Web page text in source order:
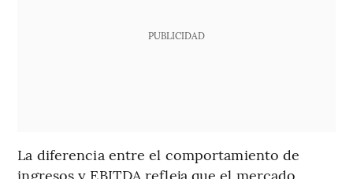
PUBLICIDAD
La diferencia entre el comportamiento de
ingresos y EBITDA refleja que el mercado